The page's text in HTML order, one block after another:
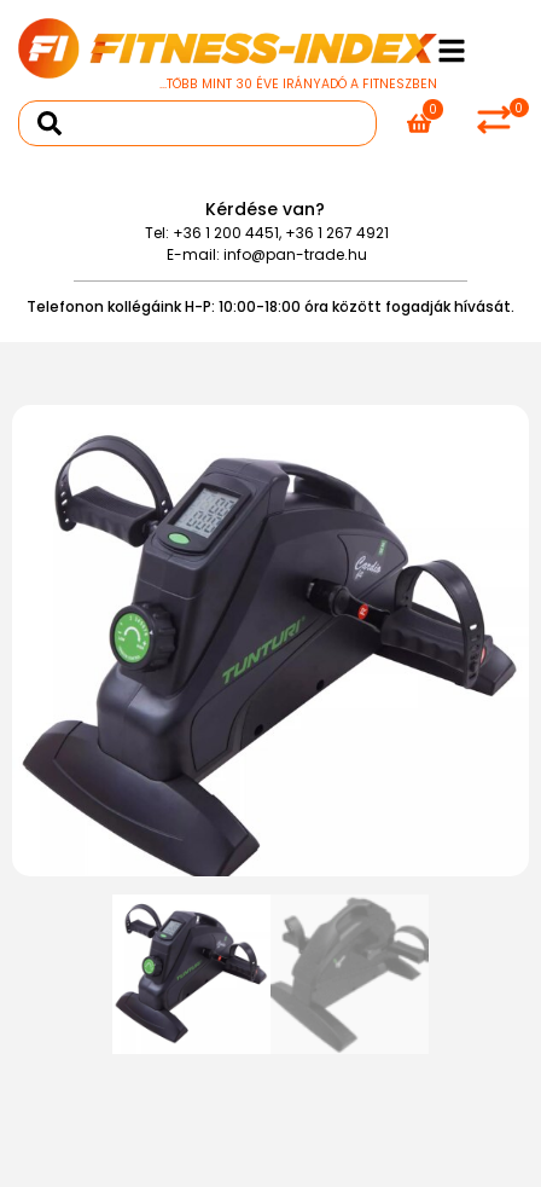
...TÖBB MINT 30 ÉVE IRÁNYADÓ A FITNESZBEN
0
0
Kérdése van?
Tel: +36 1 200 4451, +36 1 267 4921
E-mail: info@pan-trade.hu
Telefonon kollégáink H-P: 10:00-18:00 óra között fogadják hívását.